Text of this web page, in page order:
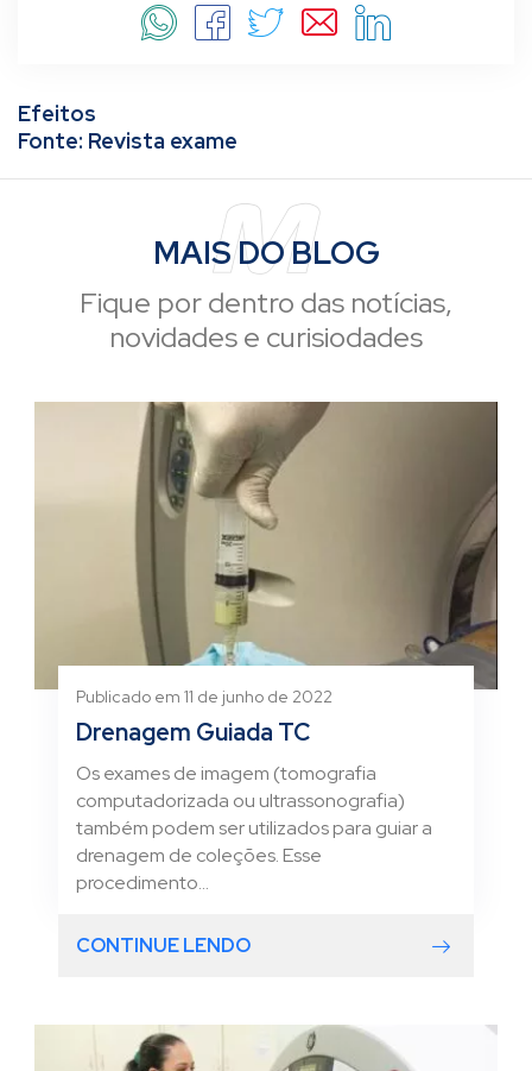
Efeitos
Fonte: Revista exame
MAISDO BLOG
Fique por dentro das notícias,
novidades e curisiodades
Publicado em 11 de junho de 2022
Drenagem Guiada TC
Os exames de imagem (tomografia
computadorizada ou ultrassonografia)
também podem ser utilizados para guiar a
drenagem de coleções. Esse
procedimento...
CONTINUE LENDO